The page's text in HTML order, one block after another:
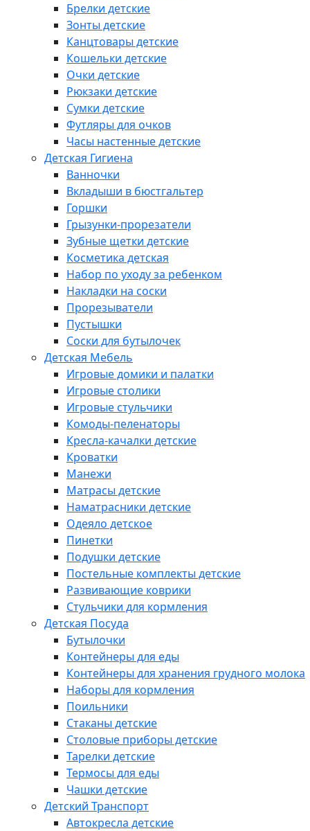
Брелки детские
Зонты детские
Канцтовары детские
Кошельки детские
Очки детские
Рюкзаки детские
Сумки детские
Футляры для очков
Часы настенные детские
Детская Гигиена
Ванночки
Вкладыши в бюстгальтер
Горшки
Грызунки-прорезатели
Зубные щетки детские
Косметика детская
Набор по уходу за ребенком
Накладки на соски
Прорезыватели
Пустышки
Соски для бутылочек
Детская Мебель
Игровые домики и палатки
Игровые столики
Игровые стульчики
Комоды-пеленаторы
Кресла-качалки детские
Кроватки
Манежи
Матрасы детские
Наматрасники детские
Одеяло детское
Пинетки
Подушки детские
Постельные комплекты детские
Развивающие коврики
Стульчики для кормления
Детская Посуда
Бутылочки
Контейнеры для еды
Контейнеры для хранения грудного молока
Наборы для кормления
Поильники
Стаканы детские
Столовые приборы детские
Тарелки детские
Термосы для еды
Чашки детские
Детский Транспорт
Автокресла детские